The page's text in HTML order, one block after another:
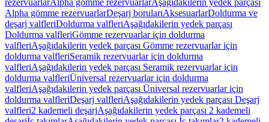
rezervuarlarAlpha gömme rezervuarlarAşağıdakilerin yedek parçası
Alpha gömme rezervuarlarDeşarj borularıAksesuarlarDoldurma ve
deşarj valfleriDoldurma valfleriAşağıdakilerin yedek parçası
Doldurma valfleriGömme rezervuarlar için doldurma
valfleriAşağıdakilerin yedek parçası Gömme rezervuarlar için
doldurma valfleriSeramik rezervuarlar için doldurma
valfleriAşağıdakilerin yedek parçası Seramik rezervuarlar için
doldurma valfleriÜniversal rezervuarlar için doldurma
valfleriAşağıdakilerin yedek parçası Üniversal rezervuarlar için
doldurma valfleriDeşarj valfleriAşağıdakilerin yedek parçası Deşarj
valfleri2 kademeli deşarjAşağıdakilerin yedek parçası 2 kademeli